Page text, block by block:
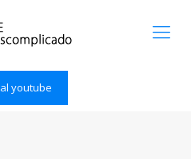
youtube